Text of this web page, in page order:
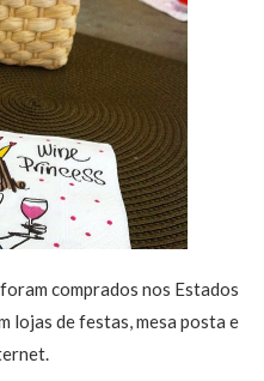
comprados nos Estados
lojas de festas, mesa posta e